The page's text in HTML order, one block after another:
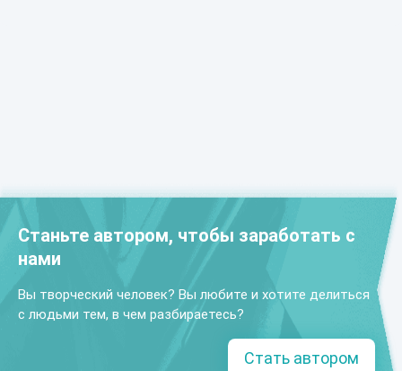
Станьте автором, чтобы заработать с
нами
Вы творческий человек? Вы любите и хотите делиться
с людьми тем, в чем разбираетесь?
Стать автором